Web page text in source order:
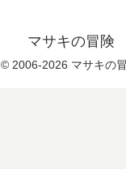
マサキの冒険
© 2006-2026 マサキの